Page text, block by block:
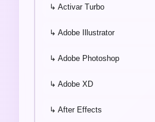
↳ Activar Turbo
↳ Adobe Illustrator
↳ Adobe Photoshop
↳ Adobe XD
↳ After Effects